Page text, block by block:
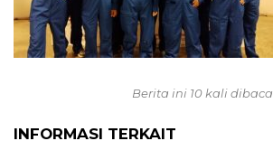
Berita ini 10 kali dibaca
INFORMASI TERKAIT